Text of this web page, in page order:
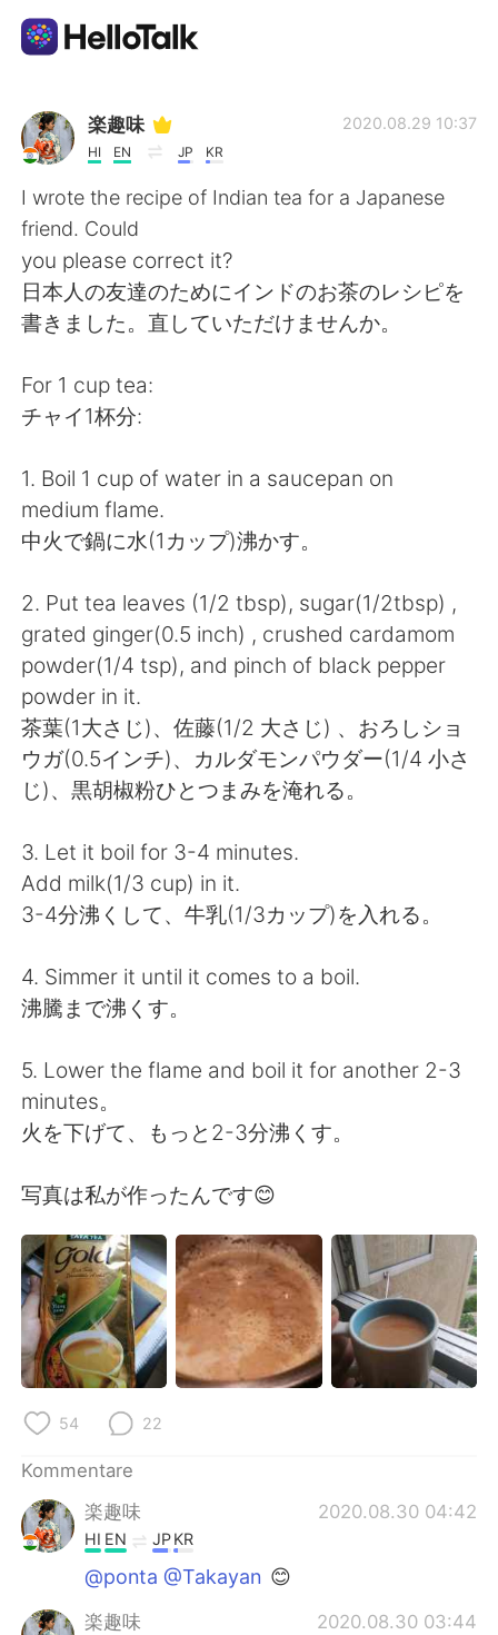
Sprachaustausch-App
AI Grammar Checker
Deutsch
English 简体中文
繁體中文
日本語
Indonesia Italiano
Türkçe Tiếng Việt
Português
楽趣味
HI EN JP KR
2020.08.29 10:37
I wrote the recipe of Indian tea for a Japanese
friend. Could
you please correct it?
日本人の友達のためにインドのお茶のレシピを
書きました。直していただけませんか。
For 1 cup tea:
チャイ1杯分:
1. Boil 1 cup of water in a saucepan on
medium flame.
中火で鍋に水(1カップ)沸かす。
2. Put tea leaves (1/2 tbsp), sugar(1/2tbsp) ,
grated ginger(0.5 inch) , crushed cardamom
powder(1/4 tsp), and pinch of black pepper
powder in it.
茶葉(1大さじ)、佐藤(1/2 大さじ) 、おろしショ
ウガ(0.5インチ)、カルダモンパウダー(1/4 小さ
じ)、黒胡椒粉ひとつまみを淹れる。
3. Let it boil for 3-4 minutes.
Add milk(1/3 cup) in it.
3-4分沸くして、牛乳(1/3カップ)を入れる。
4. Simmer it until it comes to a boil.
沸騰まで沸くす。
5. Lower the flame and boil it for another 2-3
minutes。
火を下げて、もっと2-3分沸くす。
写真は私が作ったんです😊
54 22
Kommentare
楽趣味
2020.08.30 04:42
HI EN JPKR
@ponta @Takayan 😊
楽趣味 2020.08.30 03:44